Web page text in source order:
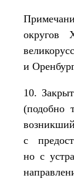
округов
и
10.
(подобно
с
но с